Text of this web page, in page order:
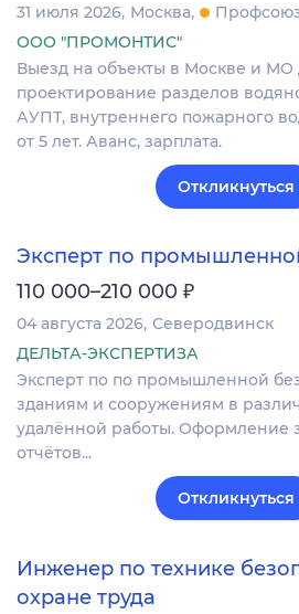
31 июля 2026 Москва
ООО "ПРОМОНТИС"
Выезд на объекты в Москве и МО
проектирование разделов
АУПТ, внутреннего пожарного
от 5 лет. Аванс, зарплата.
Откликнуться
Эксперт по
110 000–210 000 ₽
04 августа 2026 Северодвинск
ДЕЛЬТА-ЭКСПЕРТИЗА
Эксперт по по промышленной
зданиям и сооружениям в
удалённой работы. Оформление
отчётов...
Откликнуться
Инженер по технике
охране труда